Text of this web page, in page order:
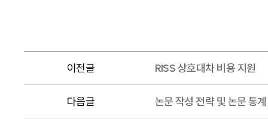
이전글 RISS 상호대차 비용 지원
다음글 논문 작성 전략 및 논문 통